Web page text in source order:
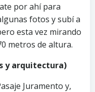
por ahí para
fotos y subí a
esta vez mirando
metros de altura.
y arquitectura)
Juramento y,